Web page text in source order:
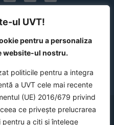
ul UVT!
pentru a personaliza
website-ul nostru.
politicile pentru a integra
a UVT cele mai recente
(UE) 2016/679 privind
ce privește prelucrarea
a citi și înțelege